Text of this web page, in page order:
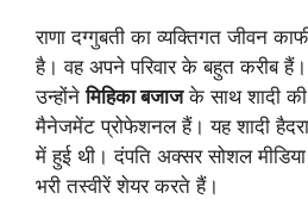
राणा दग्गुबती का व्यक्तिगत जीवन
है। वह अपने परिवार के बहुत करीब
उन्होंनेमिहिका बजाजके साथ शादी
मैनेजमेंट प्रोफेशनल हैं। यह शादी
में हुई थी। दंपति अक्सर सोशल
भरी तस्वीरें शेयर करते हैं।